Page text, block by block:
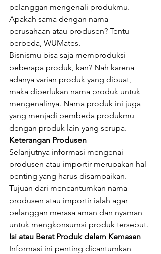
pelanggan mengenali produkmu.
Apakah sama dengan nama
perusahaan atau produsen? Tentu
berbeda, WUMates.
Bisnismu bisa saja memproduksi
beberapa produk, kan? Nah karena
adanya varian produk yang dibuat,
maka diperlukan nama produk untuk
mengenalinya. Nama produk ini juga
yang menjadi pembeda produkmu
dengan produk lain yang serupa.
Keterangan Produsen
Selanjutnya informasi mengenai
produsen atau importir merupakan hal
penting yang harus disampaikan.
Tujuan dari mencantumkan nama
produsen atau importir ialah agar
pelanggan merasa aman dan nyaman
untuk mengkonsumsi produk tersebut.
Isi atau Berat Produk dalam Kemasan
Informasi ini penting dicantumkan